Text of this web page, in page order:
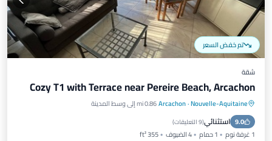
تم خفض السعر
شقة
Cozy T1 with Terrace near Pereire Beach, Arcachon
Nouvelle-Aquitaine
·
Arcachon0.86 mi إلى وسط المدينة
9.0 استثنائي(9 التعليقات )
1 غرفة نوم 1 حمام 4 الضيوف
355 ft²
مواجه للمحيط
إطلالة على المحيط
شرفة / تراس